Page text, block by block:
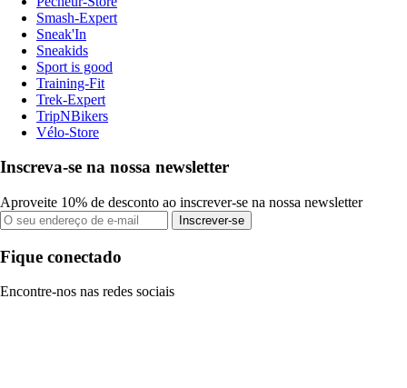
Smash-Expert
Sneak'In
Sneakids
Sport is good
Training-Fit
Trek-Expert
TripNBikers
Vélo-Store
Inscreva-se na nossa newsletter
Aproveite 10% de desconto ao inscrever-se na nossa newsletter
Inscrever-se
Fique conectado
Encontre-nos nas redes sociais